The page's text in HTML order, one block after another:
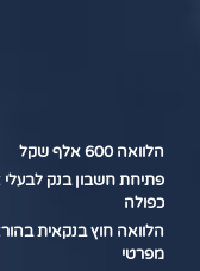
הלוואה 600 אלף שקל
פתיחת חשבון בנק לבעלי
כפולה
הלוואה חוץ בנקאית
מפרטי